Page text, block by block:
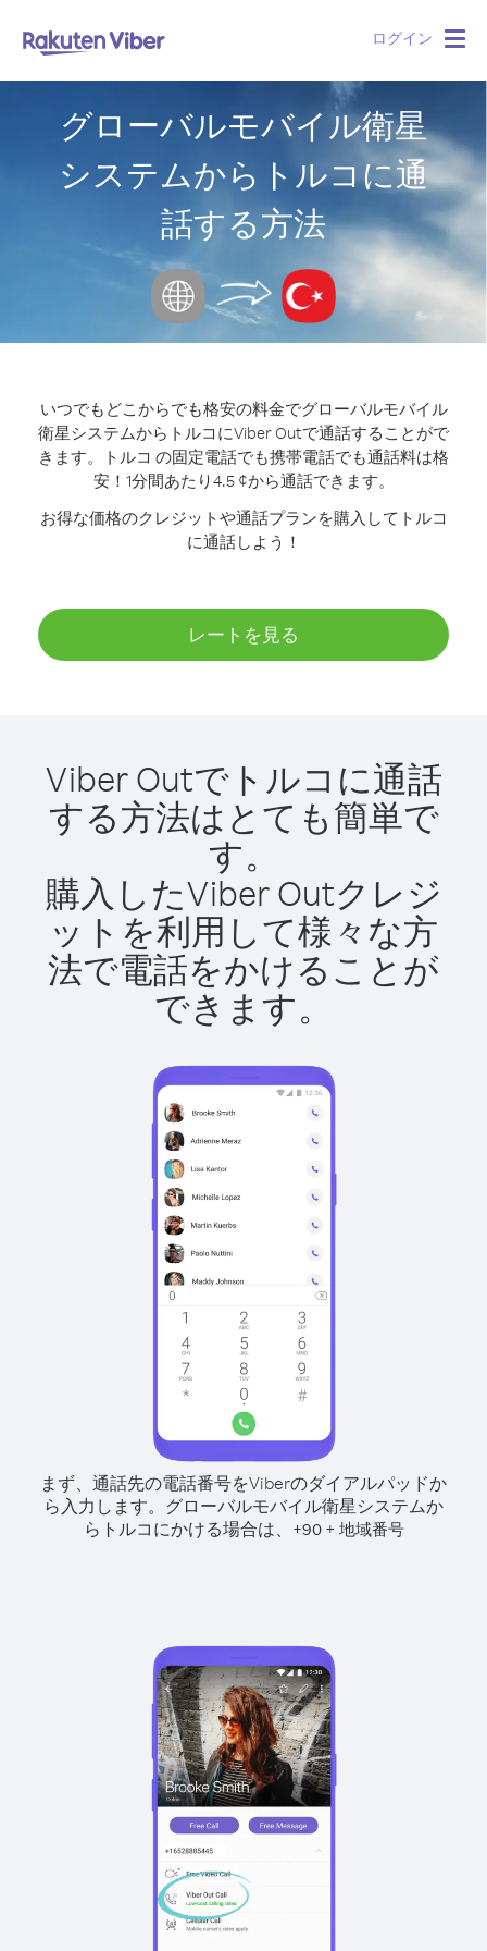
ログイン
グローバルモバイル衛星
システムからトルコに通
話する方法
いつでもどこからでも格安の料金でグローバルモバイル
衛星システムからトルコにViber Outで通話することがで
きます。
トルコ の固定電話でも携帯電話でも通話料は格
安！1分間あたり4.5 ¢から通話できます。
お得な価格のクレジットや通話プランを購入してトルコ
に通話しよう！
レートを見る
Viber Outでトルコに通話
する方法はとても簡単で
す。
購入したViber Outクレジ
ットを利用して様々な方
法で電話をかけることが
できます。
まず、通話先の電話番号をViberのダイアルパッドか
ら入力します。 グローバルモバイル衛星システムか
らトルコにかける場合は、
+90+ 地域番号